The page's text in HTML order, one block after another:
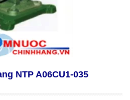
NTP A06CU1-035